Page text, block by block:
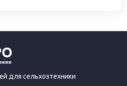
для сельхозтехники